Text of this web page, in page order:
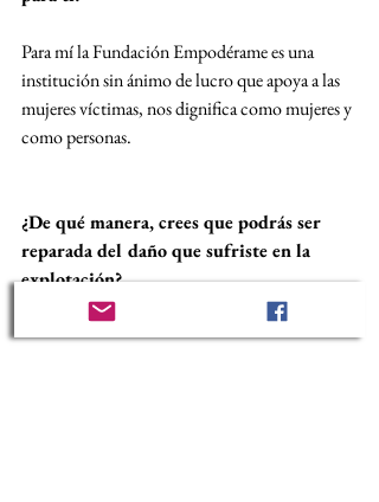
Para mí la Fundación Empodérame es una
institución sin ánimo de lucro que apoya a las
mujeres víctimas, nos dignifica como mujeres y
como personas.
¿De qué manera, crees que podrás ser
reparada del daño que sufriste en la
explotación?